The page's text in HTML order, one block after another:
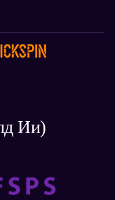
Ии)